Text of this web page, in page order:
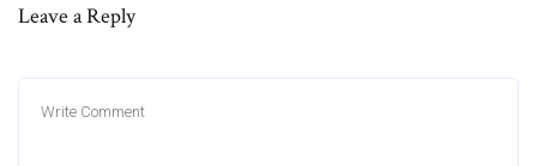
Leave a Reply